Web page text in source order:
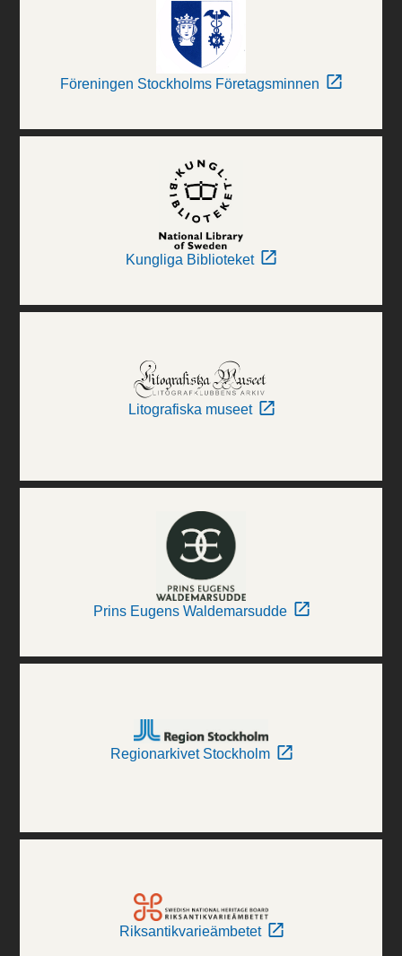
Föreningen Stockholms Företagsminnen
Kungliga Biblioteket
Litografiska museet
Prins Eugens Waldemarsudde
Regionarkivet Stockholm
Riksantikvarieämbetet